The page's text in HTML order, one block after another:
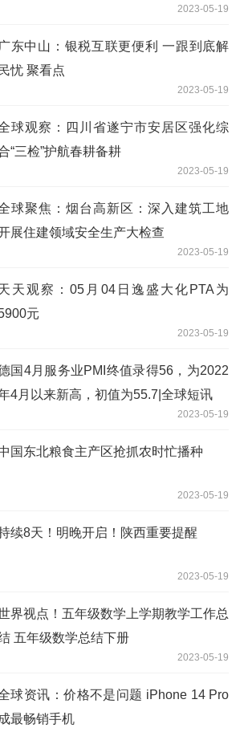
液”药物临床试验批准通知书_天天聚看点
2023-05-19
广东中山：银税互联更便利 一跟到底解
民忧 聚看点
2023-05-19
球观察：四川省遂宁市安居区强化综
“三检”护航春耕备耕
2023-05-19
球聚焦：烟台高新区：深入建筑工地
展住建领域安全生产大检查
2023-05-19
天观察：05月04日逸盛大化PTA为
元
2023-05-19
国4月服务业PMI终值录得56，为2022
4月以来新高，初值为55.7|全球短讯
2023-05-19
国东北粮食主产区抢抓农时忙播种
2023-05-19
续8天！明晚开启！陕西重要提醒
2023-05-19
界视点！五年级数学上学期教学工作总
五年级数学总结下册
2023-05-19
球资讯：价格不是问题 iPhone 14 Pro
成最畅销手机